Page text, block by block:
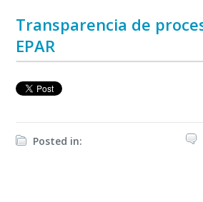
Transparencia de
EPAR
Posted in: